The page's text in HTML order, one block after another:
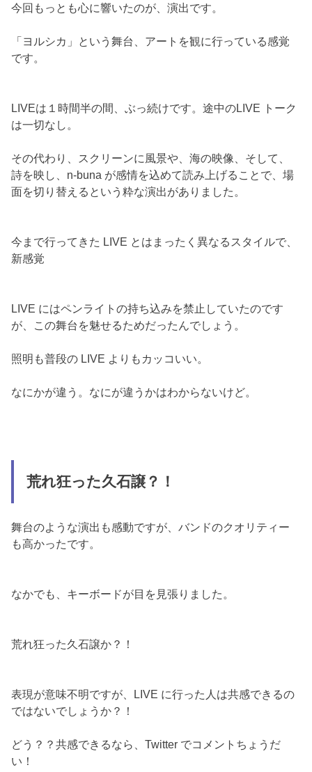
今回もっとも心に響いたのが、演出です。
「ヨルシカ」という舞台、アートを観に行っている感覚
です。
LIVEは１時間半の間、ぶっ続けです。途中のLIVE トーク
は一切なし。
その代わり、スクリーンに風景や、海の映像、そして、
詩を映し、n-buna が感情を込めて読み上げることで、場
面を切り替えるという粋な演出がありました。
今まで行ってきた LIVE とはまったく異なるスタイルで、
新感覚
LIVE にはペンライトの持ち込みを禁止していたのです
が、この舞台を魅せるためだったんでしょう。
照明も普段の LIVE よりもカッコいい。
なにかが違う。なにが違うかはわからないけど。
荒れ狂った久石譲？！
舞台のような演出も感動ですが、バンドのクオリティー
も高かったです。
なかでも、キーボードが目を見張りました。
荒れ狂った久石譲か？！
表現が意味不明ですが、LIVE に行った人は共感できるの
ではないでしょうか？！
どう？？共感できるなら、Twitter でコメントちょうだ
い！